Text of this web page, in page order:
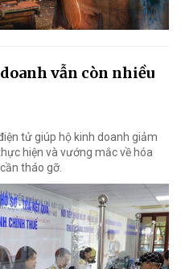
vẫn còn nhiều
tử giúp hộ kinh doanh giảm
hiện và vướng mắc về hóa
tháo gỡ.